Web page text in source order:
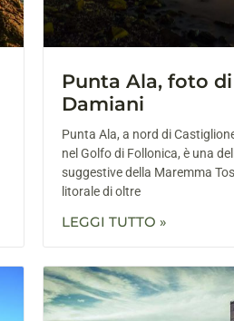
Punta Ala, foto
Damiani
Punta Ala, a nord di
nel Golfo di Follonica, è una
suggestive della Maremma
litorale di oltre
LEGGI TUTTO »